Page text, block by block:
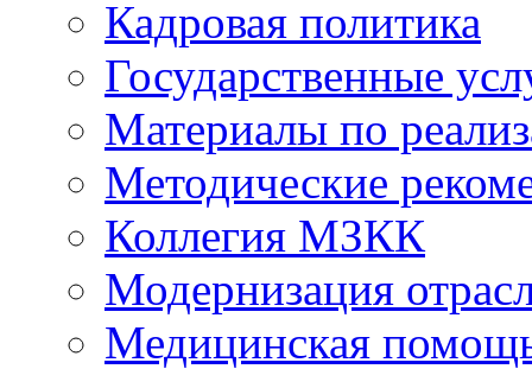
Кадровая политика
Государственные
Материалы по
Методические
Коллегия МЗКК
Модернизация
Медицинская